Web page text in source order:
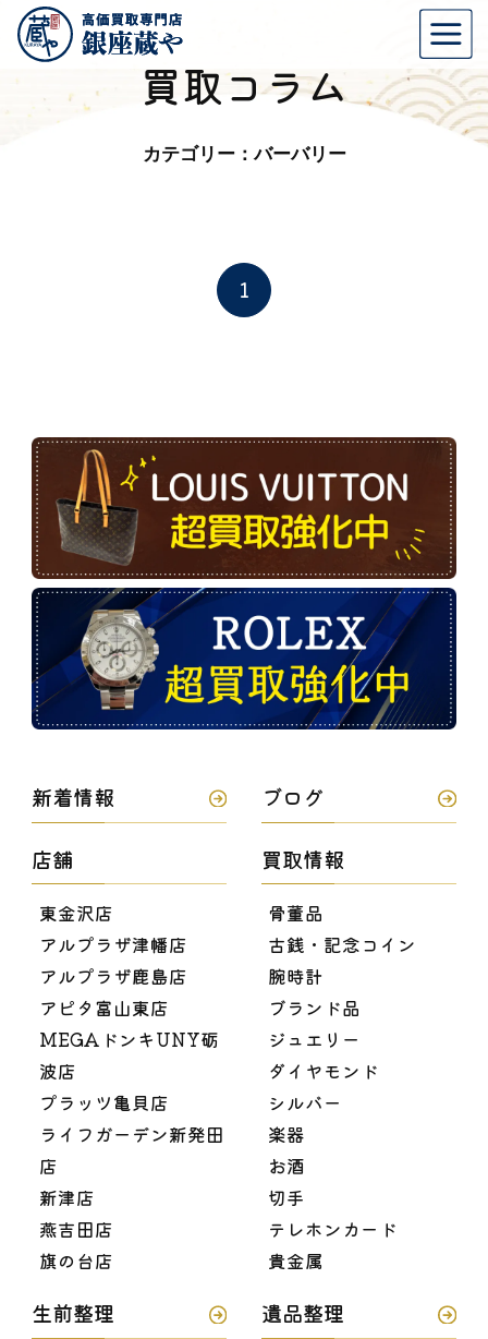
買取コラム
カテゴリー：バーバリー
1
新着情報 ブログ
店舗
東金沢店
アルプラザ津幡店
アルプラザ鹿島店
アピタ富山東店
MEGAドンキUNY砺
波店
プラッツ亀貝店
ライフガーデン新発田
店
新津店
燕吉田店
旗の台店
買取情報
骨董品
古銭・記念コイン
腕時計
ブランド品
ジュエリー
ダイヤモンド
シルバー
楽器
お酒
切手
テレホンカード
貴金属
生前整理 遺品整理